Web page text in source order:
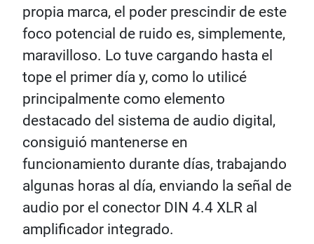
propia marca, el poder prescindir de este
foco potencial de ruido es, simplemente,
maravilloso. Lo tuve cargando hasta el
tope el primer día y, como lo utilicé
principalmente como elemento
destacado del sistema de audio digital,
consiguió mantenerse en
funcionamiento durante días, trabajando
algunas horas al día, enviando la señal de
audio por el conector DIN 4.4 XLR al
amplificador integrado.